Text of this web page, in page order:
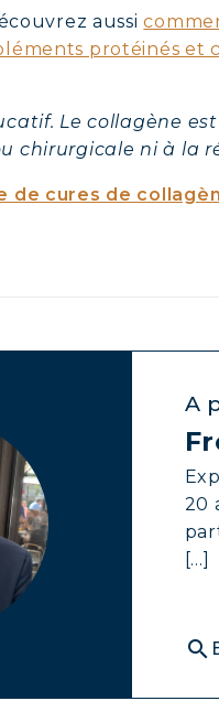
aussi
protéinés et
Le collagène
chirurgicale ni à la
de cures de
A
20
[...]
search